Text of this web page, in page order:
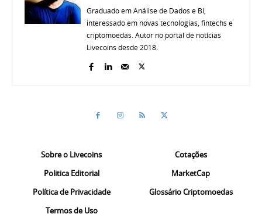
Graduado em Análise de Dados e BI,
interessado em novas tecnologias, fintechs e
criptomoedas. Autor no portal de notícias
Livecoins desde 2018.
Sobre o Livecoins
Politica Editorial
Política de Privacidade
Termos de Uso
Cotações
MarketCap
Glossário Criptomoedas